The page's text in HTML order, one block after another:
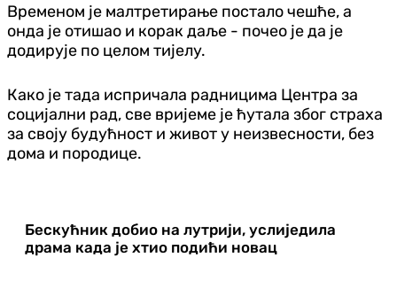
Временом је малтретирање постало чешће, а
онда је отишао и корак даље - почео је да је
додирује по целом тијелу.
Како је тада испричала радницима Центра за
социјални рад, све вријеме је ћутала због страха
за своју будућност и живот у неизвесности, без
дома и породице.
Бескућник добио на лутрији, услиједила
драма када је хтио подићи новац